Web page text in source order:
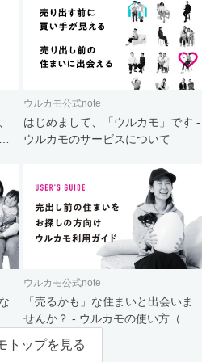
ウルカモ公式note
はじめまして、「ウルカモ」です -
ウルカモのサービスについて
ウルカモ公式note
「売るかも」な住まいと出会いま
せんか？ - ウルカモの使い方（買
主さま向け）
トップを見る